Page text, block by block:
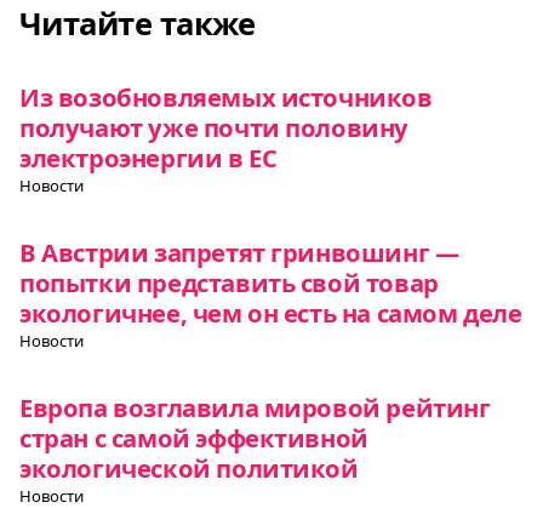
Читайте также
Из возобновляемых источников
получают уже почти половину
электроэнергии в ЕС
Новости
В Австрии запретят гринвошинг —
попытки представить свой товар
экологичнее, чем он есть на самом деле
Новости
Европа возглавила мировой рейтинг
стран с самой эффективной
экологической политикой
Новости